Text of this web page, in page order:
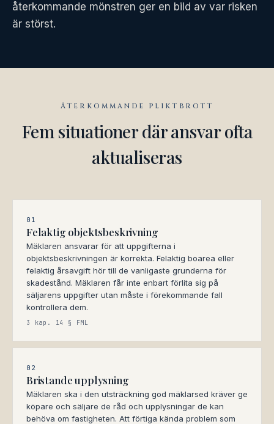
återkommande mönstren ger en bild av var risken
är störst.
ÅTERKOMMANDE PLIKTBROTT
Fem situationer där ansvar ofta
aktualiseras
01
Felaktig objektsbeskrivning
Mäklaren ansvarar för att uppgifterna i
objektsbeskrivningen är korrekta. Felaktig boarea eller
felaktig årsavgift hör till de vanligaste grunderna för
skadestånd. Mäklaren får inte enbart förlita sig på
säljarens uppgifter utan måste i förekommande fall
kontrollera dem.
3 kap. 14 § FML
02
Bristande upplysning
Mäklaren ska i den utsträckning god mäklarsed kräver ge
köpare och säljare de råd och upplysningar de kan
behöva om fastigheten. Att förtiga kända problem som